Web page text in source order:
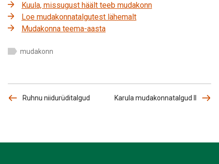
Kuula, missugust häält teeb mudakonn
Loe mudakonnatalgutest lähemalt
Mudakonna teema-aasta
mudakonn
Ruhnu niidurüditalgud Karula mudakonnatalgud II